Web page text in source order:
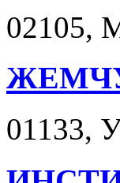
02105,
01133,